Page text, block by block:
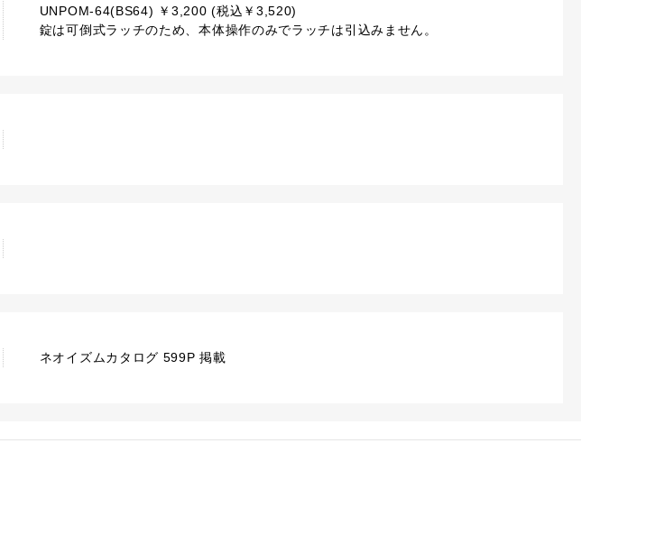
UNPOM-64(BS64) ￥3,200 (税込￥3,520)
錠は可倒式ラッチのため、本体操作のみでラッチは引込みません。
ネオイズムカタログ 599P 掲載